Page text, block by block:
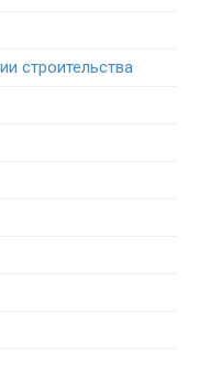
строительства